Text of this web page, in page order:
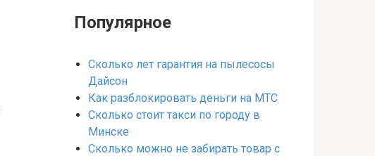
Популярное
Сколько лет гарантия на пылесосы
Дайсон
Как разблокировать деньги на МТС
Сколько стоит такси по городу в
Минске
Сколько можно не забирать товар с